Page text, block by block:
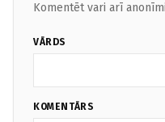
Komentēt vari arī
VĀRDS
KOMENTĀRS